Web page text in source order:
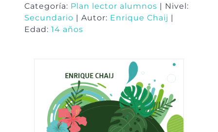
Categoría: Plan lector alumnos | Nivel:
Secundario | Autor: Enrique Chaij
Edad: 14 años